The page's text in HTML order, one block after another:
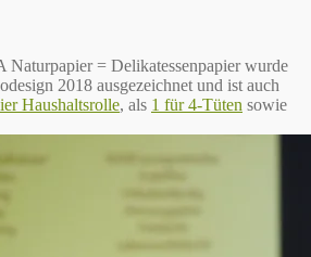
= Delikatessenpapier wurde
2018 ausgezeichnet und ist auch
Haushaltsrolle, als 1 für 4-Tüten sowie